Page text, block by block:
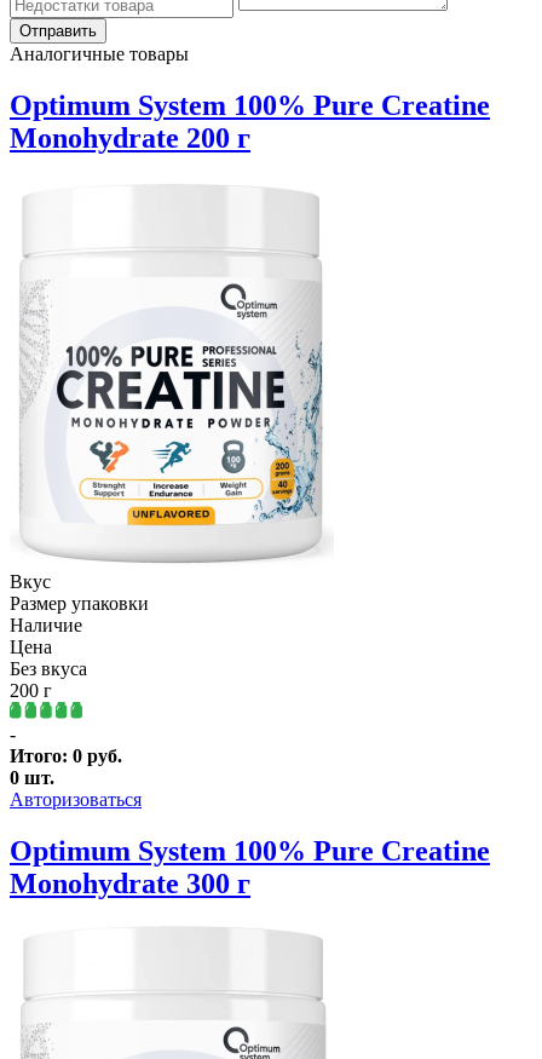
Аналогичные товары
Optimum System 100% Pure Creatine
Monohydrate 200 г
Вкус
Размер упаковки
Наличие
Цена
Без вкуса
200 г
-
Итого: 0 руб.
0 шт.
Авторизоваться
Optimum System 100% Pure Creatine
Monohydrate 300 г